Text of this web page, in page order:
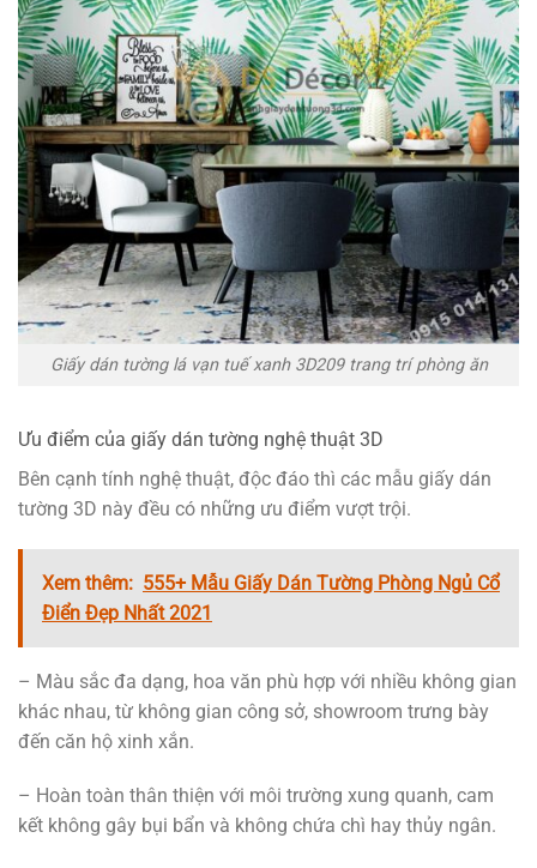
Giấy dán tường lá vạn tuế xanh 3D209 trang trí phòng ăn
Ưu điểm của giấy dán tường nghệ thuật 3D
Bên cạnh tính nghệ thuật, độc đáo thì các mẫu giấy dán
tường 3D này đều có những ưu điểm vượt trội.
Xem thêm: 555+ Mẫu Giấy Dán Tường Phòng Ngủ Cổ
Điển Đẹp Nhất 2021
– Màu sắc đa dạng, hoa văn phù hợp với nhiều không gian
khác nhau, từ không gian công sở, showroom trưng bày
đến căn hộ xinh xắn.
– Hoàn toàn thân thiện với môi trường xung quanh, cam
kết không gây bụi bẩn và không chứa chì hay thủy ngân.